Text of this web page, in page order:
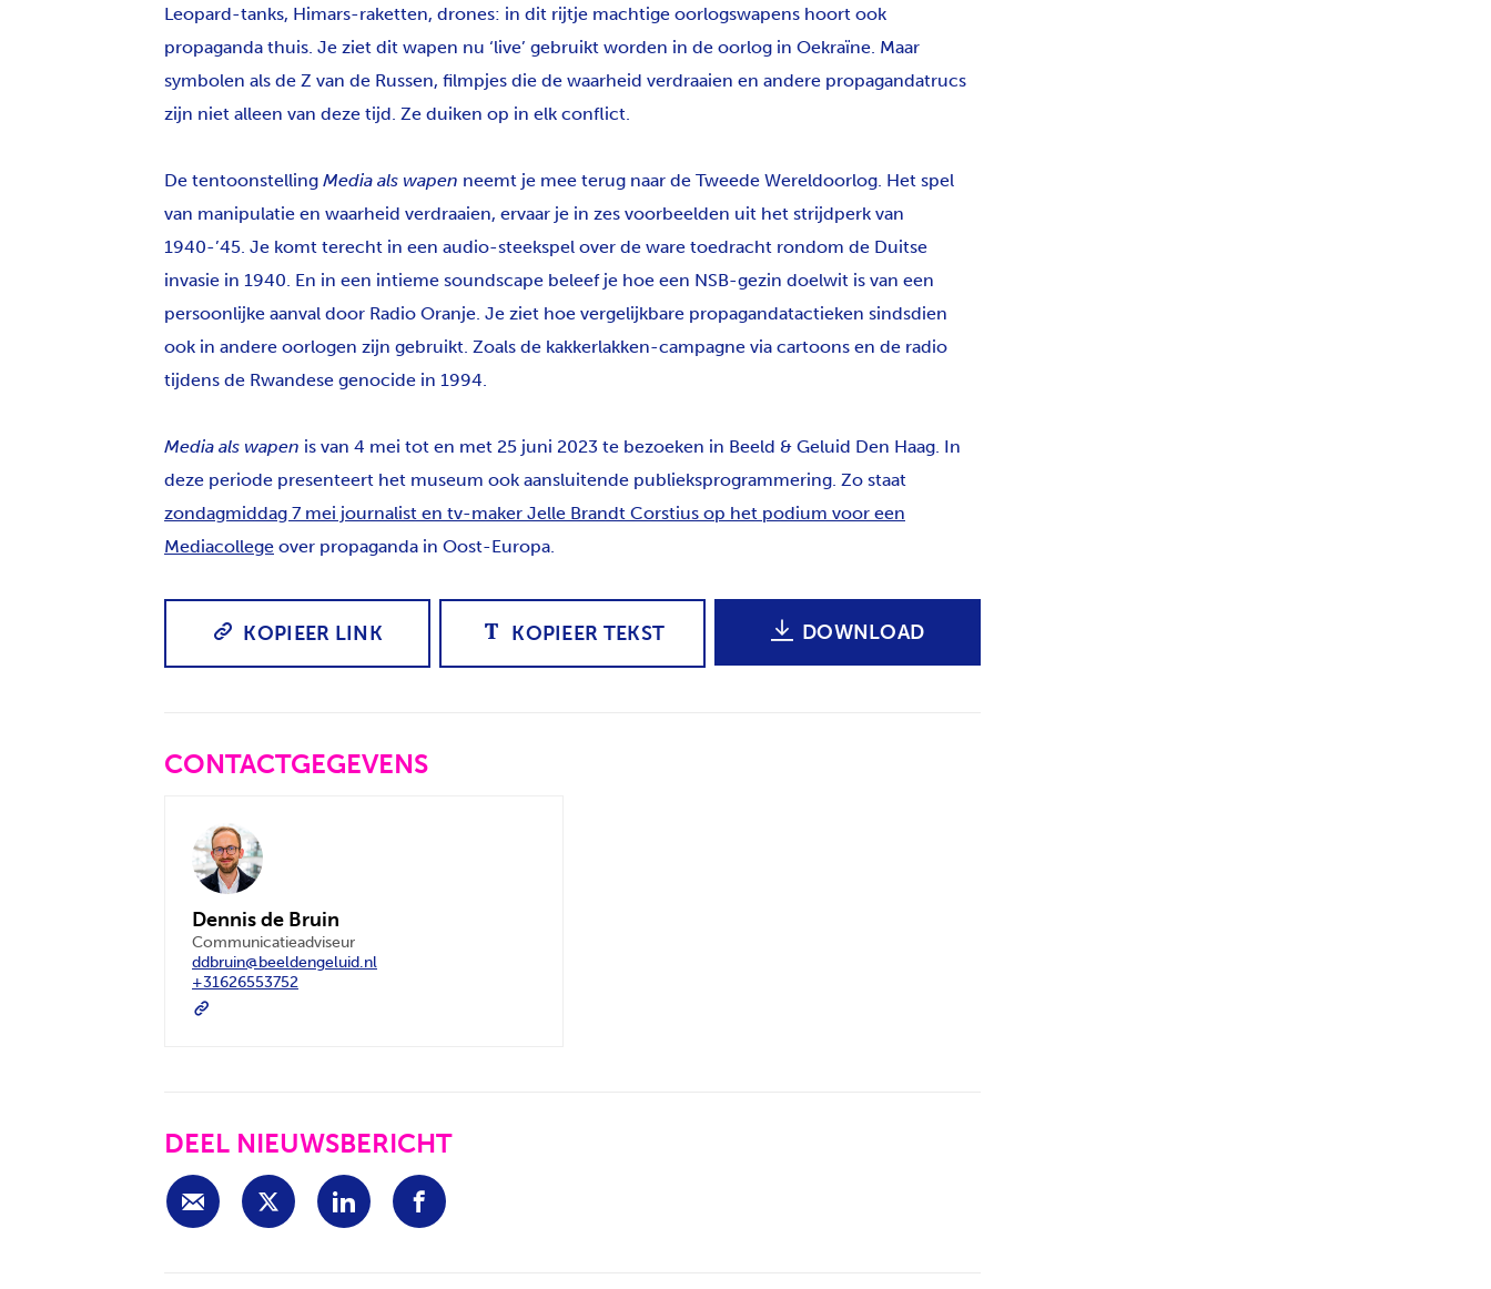
Leopard-tanks, Himars-raketten, drones: in dit rijtje machtige oorlogswapens hoort ook
propaganda thuis. Je ziet dit wapen nu ‘live’ gebruikt worden in de oorlog in Oekraïne. Maar
symbolen als de Z van de Russen, filmpjes die de waarheid verdraaien en andere propagandatrucs
zijn niet alleen van deze tijd. Ze duiken op in elk conflict.
De tentoonstelling Media als wapen neemt je mee terug naar de Tweede Wereldoorlog. Het spel
van manipulatie en waarheid verdraaien, ervaar je in zes voorbeelden uit het strijdperk van
1940-’45. Je komt terecht in een audio-steekspel over de ware toedracht rondom de Duitse
invasie in 1940. En in een intieme soundscape beleef je hoe een NSB-gezin doelwit is van een
persoonlijke aanval door Radio Oranje. Je ziet hoe vergelijkbare propagandatactieken sindsdien
ook in andere oorlogen zijn gebruikt. Zoals de kakkerlakken-campagne via cartoons en de radio
tijdens de Rwandese genocide in 1994.
Media als wapen is van 4 mei tot en met 25 juni 2023 te bezoeken in Beeld & Geluid Den Haag. In
deze periode presenteert het museum ook aansluitende publieksprogrammering. Zo staat
zondagmiddag 7 mei journalist en tv-maker Jelle Brandt Corstius op het podium voor een
Mediacollege over propaganda in Oost-Europa.
KOPIEER LINK KOPIEER TEKST DOWNLOAD
CONTACTGEGEVENS
Dennis de Bruin
Communicatieadviseur
ddbruin@beeldengeluid.nl
+31626553752
DEEL NIEUWSBERICHT